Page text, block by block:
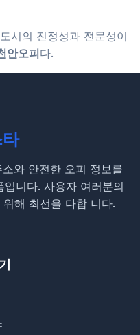
시의 진정성과 전문성이
안오피다.
와 안전한 오피 정보를
니다. 사용자 여러분의
해 최선을 다합 니다.